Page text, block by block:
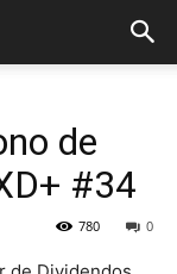
de
#34
0
780